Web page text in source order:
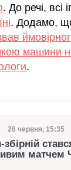
. До речі, всі
. Додамо,
машини
.
Дата
26 червня, 15:35
збірній
матчем